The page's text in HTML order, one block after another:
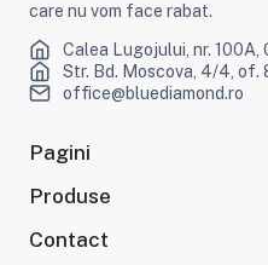
care nu vom face rabat.
Calea Lugojului, nr. 100A,
Str. Bd. Moscova, 4/4, of.
office@bluediamond.ro
Pagini
Produse
Contact